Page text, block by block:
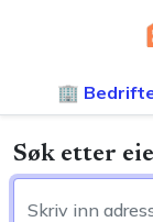
🏢
Søk etter